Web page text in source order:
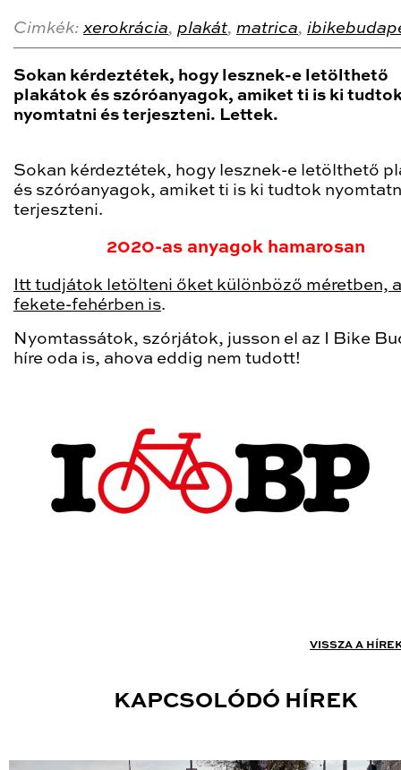
Cimkék: xerokrácia, plakát, matrica,
Sokan kérdeztétek, hogy lesznek-e letölthető
plakátok és szóróanyagok, amiket ti is ki
nyomtatni és terjeszteni. Lettek.
Sokan kérdeztétek, hogy lesznek-e letölthető
és szóróanyagok, amiket ti is ki tudtok
terjeszteni.
2020-as anyagok hamarosan
Itt tudjátok letölteni őket különböző méretben,
fekete-fehérben is.
Nyomtassátok, szórjátok, jusson el az I Bike
híre oda is, ahova eddig nem tudott!
VISSZA A
KAPCSOLÓDÓ HÍREK